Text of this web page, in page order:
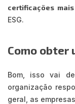
certificações
ESG.
Como obter
Bom, isso vai
organização
geral, as